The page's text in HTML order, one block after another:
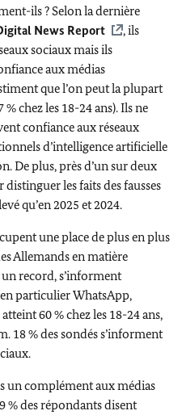
ils ? Selon la dernière
News Report
, ils
sociaux mais ils
aux médias
que l’on peut la plupart
chez les 18-24 ans). Ils ne
confiance aux réseaux
d’intelligence artificielle
De plus, près d’un sur deux
les faits des fausses
qu’en 2025 et 2024.
une place de plus en plus
Allemands en matière
record, s’informent
particulierWhatsApp,
60 % chez les 18-24 ans,
18 % des sondés s’informent
un complément aux médias
des répondants disent